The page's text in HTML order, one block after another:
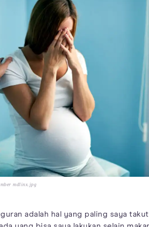
mdlinx.jpg
adalah hal yang paling saya